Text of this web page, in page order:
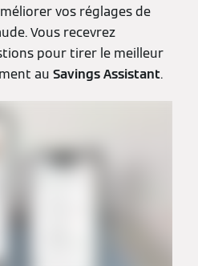
vos réglages de
Vous recevrez
pour tirer le meilleur
au Savings Assistant.